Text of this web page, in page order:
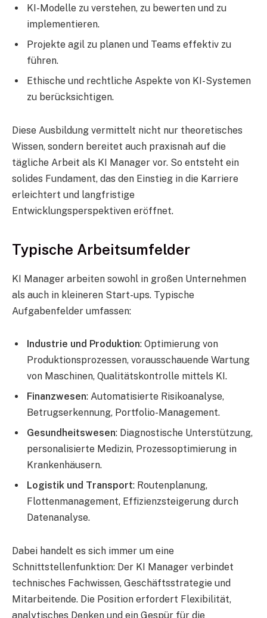
KI-Modelle zu verstehen, zu bewerten und zu
implementieren.
Projekte agil zu planen und Teams effektiv zu
führen.
Ethische und rechtliche Aspekte von KI-Systemen
zu berücksichtigen.
Diese Ausbildung vermittelt nicht nur theoretisches
Wissen, sondern bereitet auch praxisnah auf die
tägliche Arbeit als KI Manager vor. So entsteht ein
solides Fundament, das den Einstieg in die Karriere
erleichtert und langfristige
Entwicklungsperspektiven eröffnet.
Typische Arbeitsumfelder
KI Manager arbeiten sowohl in großen Unternehmen
als auch in kleineren Start-ups. Typische
Aufgabenfelder umfassen:
Industrie und Produktion: Optimierung von
Produktionsprozessen, vorausschauende Wartung
von Maschinen, Qualitätskontrolle mittels KI.
Finanzwesen: Automatisierte Risikoanalyse,
Betrugserkennung, Portfolio-Management.
Gesundheitswesen: Diagnostische Unterstützung,
personalisierte Medizin, Prozessoptimierung in
Krankenhäusern.
Logistik und Transport: Routenplanung,
Flottenmanagement, Effizienzsteigerung durch
Datenanalyse.
Dabei handelt es sich immer um eine
Schnittstellenfunktion: Der KI Manager verbindet
technisches Fachwissen, Geschäftsstrategie und
Mitarbeitende. Die Position erfordert Flexibilität,
analytisches Denken und ein Gespür für die